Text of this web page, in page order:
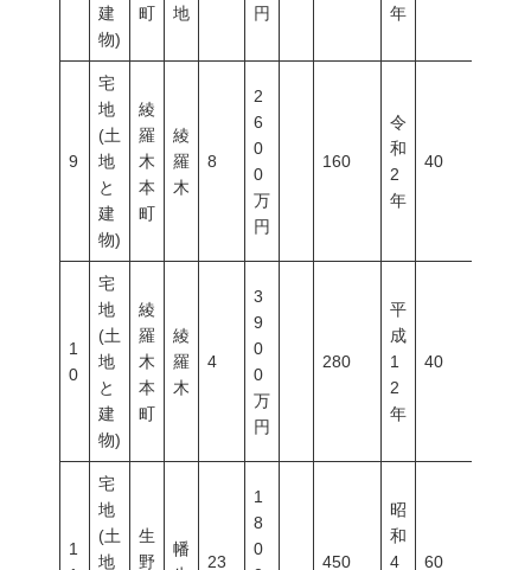
建
物)
町
地
円
年
9
宅
地
(土
地
と
建
物)
綾
羅
木
本
町
綾
羅
木
8
2
6
0
0
万
円
160
令
和
2
年
40
1
0
宅
地
(土
地
と
建
物)
綾
羅
木
本
町
綾
羅
木
4
3
9
0
0
万
円
280
平
成
1
2
年
40
1
宅
地
(土
地
生
野
幡
23
1
8
0
450
昭
和
4
60